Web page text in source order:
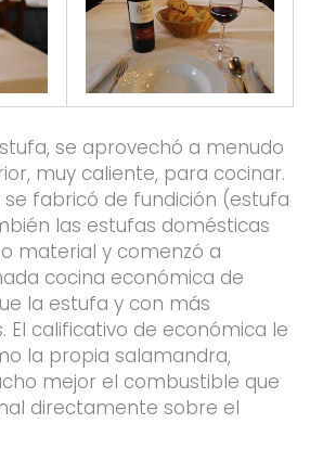
se aprovechó a menudo
muy caliente, para cocinar.
fabricó de fundición (estufa
las estufas domésticas
material y comenzó a
cocina económica de
la estufa y con más
El calificativo de económica le
la propia salamandra,
mejor el combustible que
directamente sobre el